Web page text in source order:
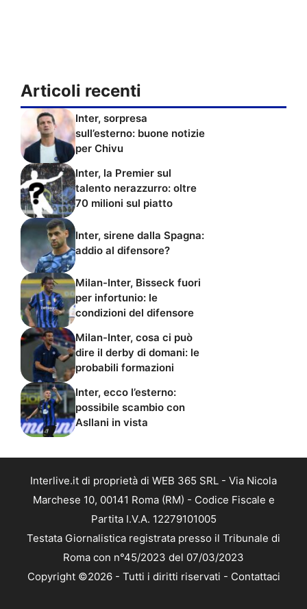
Articoli recenti
Inter, sorpresa
sull’esterno: buone notizie
per Chivu
Inter, la Premier sul
talento nerazzurro: oltre
70 milioni sul piatto
Inter, sirene dalla Spagna:
addio al difensore?
Milan-Inter, Bisseck fuori
per infortunio: le
condizioni del difensore
Milan-Inter, cosa ci può
dire il derby di domani: le
probabili formazioni
Inter, ecco l’esterno:
possibile scambio con
Asllani in vista
Interlive.it di proprietà di WEB 365 SRL - Via Nicola
Marchese 10, 00141 Roma (RM) - Codice Fiscale e
Partita I.V.A. 12279101005
Testata Giornalistica registrata presso il Tribunale di
Roma con n°45/2023 del 07/03/2023
Copyright ©2026 - Tutti i diritti riservati - Contattaci